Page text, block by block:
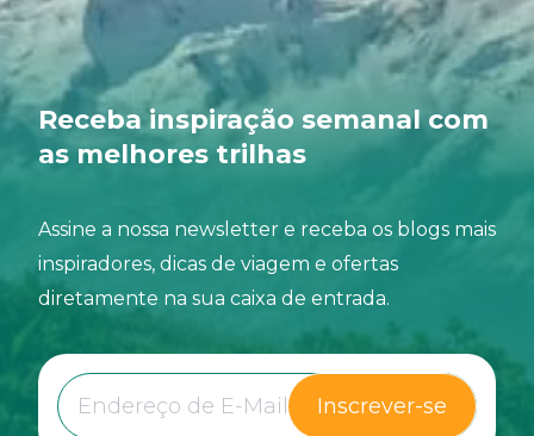
Receba inspiração semanal com
as melhores trilhas
Assine a nossa newsletter e receba os blogs mais
inspiradores, dicas de viagem e ofertas
diretamente na sua caixa de entrada.
Inscrever-se